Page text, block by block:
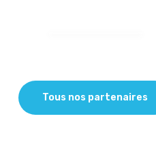
Tous nos partenaires